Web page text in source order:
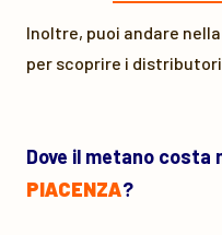
Inoltre, puoi andare
per scoprire i
Dove il metano costa
PIACENZA?